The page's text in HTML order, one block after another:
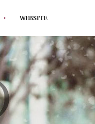
WEBSITE